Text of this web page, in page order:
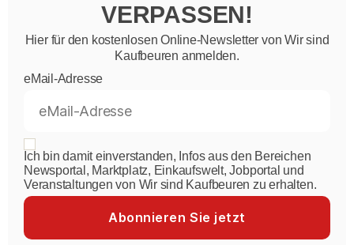
VERPASSEN!
Hier für den kostenlosen Online-Newsletter von Wir sind
Kaufbeuren anmelden.
eMail-Adresse
Ich bin damit einverstanden, Infos aus den Bereichen
Newsportal, Marktplatz, Einkaufswelt, Jobportal und
Veranstaltungen von Wir sind Kaufbeuren zu erhalten.